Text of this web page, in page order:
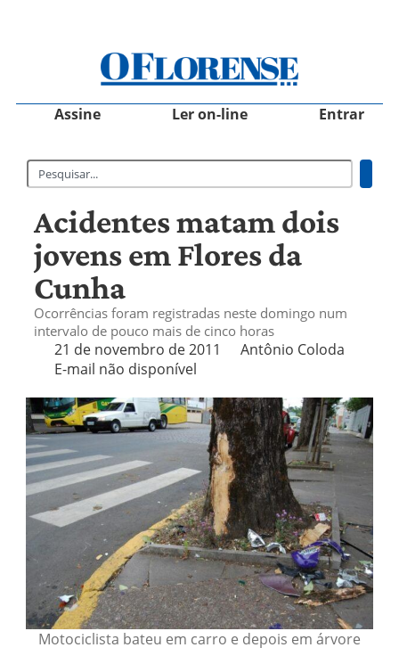
Assine Ler on-line Entrar
Acidentes matam dois
jovens em Flores da
Cunha
Ocorrências foram registradas neste domingo num
intervalo de pouco mais de cinco horas
21 de novembro de 2011
Antônio Coloda
E-mail não disponível
Motociclista bateu em carro e depois em árvore